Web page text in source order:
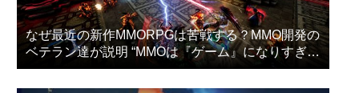
なぜ最近の新作MMORPGは苦戦する？MMO開発の
ベテラン達が説明 “MMOは『ゲーム』になりすぎ
た”